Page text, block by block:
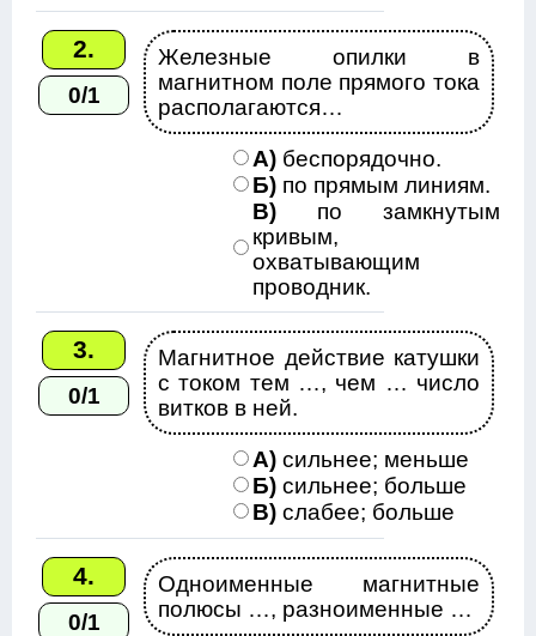
2.
0/1
Железные опилки в
магнитном поле прямого тока
располагаются…
А) беспорядочно.
Б) по прямым линиям.
В) по замкнутым
кривым,
охватывающим
проводник.
3.
0/1
Магнитное действие катушки
с током тем …, чем … число
витков в ней.
А) сильнее; меньше
Б) сильнее; больше
В) слабее; больше
4.
0/1
Одноименные магнитные
полюсы …, разноименные …